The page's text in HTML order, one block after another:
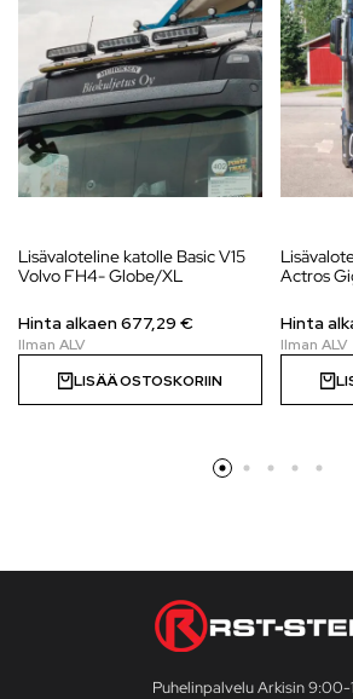
Lisävaloteline katolle Basic V15
Volvo FH4- Globe/XL
Hinta alkaen677,29 €
LISÄÄ OSTOSKORIIN
Actros
Hinta
Puhelinpalvelu Arkisin